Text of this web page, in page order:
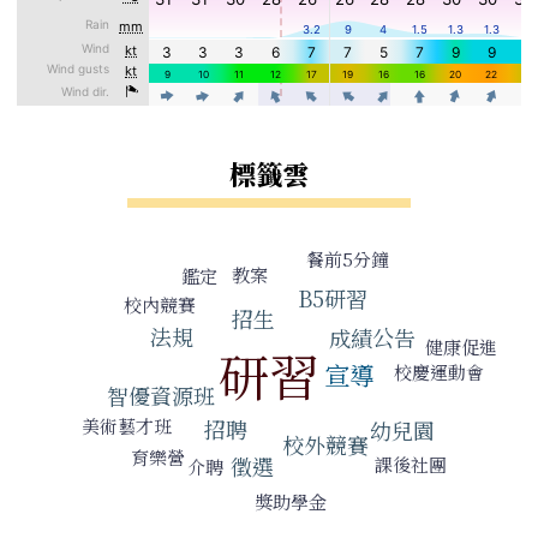
標籤雲
鑑定 教案
餐前5分鐘
校內競賽
法規
招生
B5研習
研習
成績公告
智優資源班
宣導
健康促進
校慶運動會
美術藝才班 招聘 幼兒園
育樂營介聘 徵選
校外競賽
課後社團
獎助學金